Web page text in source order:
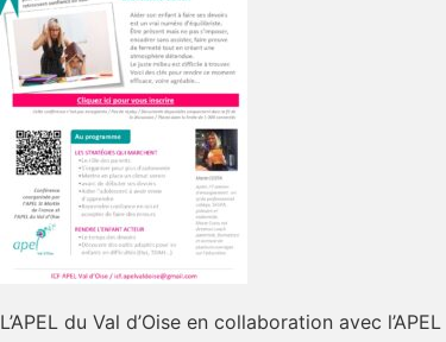
L’APEL du Val d’Oise en collaboration avec